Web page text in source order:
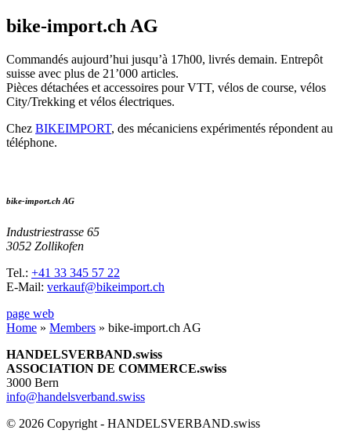
bike-import.ch AG
Commandés aujourd’hui jusqu’à 17h00, livrés demain. Entrepôt
suisse avec plus de 21’000 articles.
Pièces détachées et accessoires pour VTT, vélos de course, vélos
City/Trekking et vélos électriques.
Chez BIKEIMPORT, des mécaniciens expérimentés répondent au
téléphone.
bike-import.ch AG
Industriestrasse 65
3052 Zollikofen
Tel.: +41 33 345 57 22
E-Mail: verkauf@bikeimport.ch
page web
Home » Members » bike-import.ch AG
HANDELSVERBAND.swiss
ASSOCIATION DE COMMERCE.swiss
3000 Bern
info@handelsverband.swiss
© 2026 Copyright - HANDELSVERBAND.swiss